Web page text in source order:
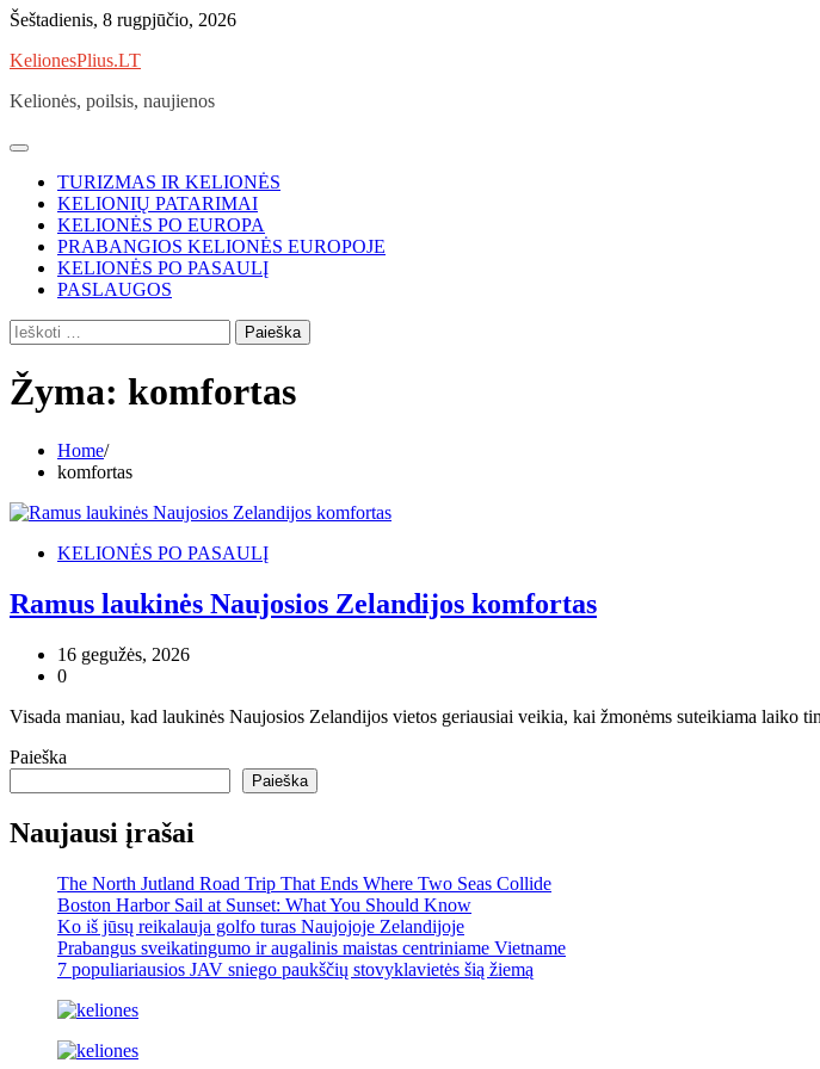
Skip
content
Šeštadienis, 8 rugpjūčio, 2026
KelionesPlius.LT
Kelionės, poilsis, naujienos
TURIZMAS IR KELIONĖS
KELIONIŲ PATARIMAI
KELIONĖS PO EUROPA
PRABANGIOS KELIONĖS EUROPOJE
KELIONĖS PO PASAULĮ
PASLAUGOS
Ieškoti:
Žyma: komfortas
Home
komfortas
KELIONĖS PO PASAULĮ
Ramus laukinės Naujosios Zelandijos komfortas
16 gegužės, 2026
0
Visada maniau, kad laukinės Naujosios Zelandijos vietos geriausiai veikia, kai žmonėms suteikiama
Paieška
Paieška
Naujausi įrašai
The North Jutland Road Trip That Ends Where Two Seas Collide
Boston Harbor Sail at Sunset: What You Should Know
Ko iš jūsų reikalauja golfo turas Naujojoje Zelandijoje
Prabangus sveikatingumo ir augalinis maistas centriniame Vietname
7 populiariausios JAV sniego paukščių stovyklavietės šią žiemą